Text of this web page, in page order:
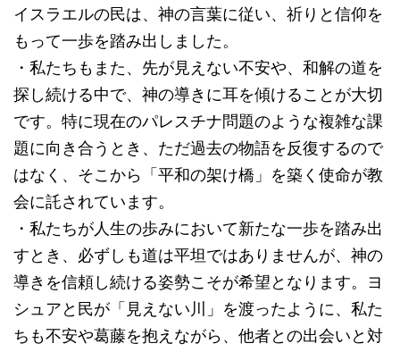
イスラエルの民は、神の言葉に従い、祈りと信仰を
もって一歩を踏み出しました。
・私たちもまた、先が見えない不安や、和解の道を
探し続ける中で、神の導きに耳を傾けることが大切
です。特に現在のパレスチナ問題のような複雑な課
題に向き合うとき、ただ過去の物語を反復するので
はなく、そこから「平和の架け橋」を築く使命が教
会に託されています。
・私たちが人生の歩みにおいて新たな一歩を踏み出
すとき、必ずしも道は平坦ではありませんが、神の
導きを信頼し続ける姿勢こそが希望となります。ヨ
シュアと民が「見えない川」を渡ったように、私た
ちも不安や葛藤を抱えながら、他者との出会いと対